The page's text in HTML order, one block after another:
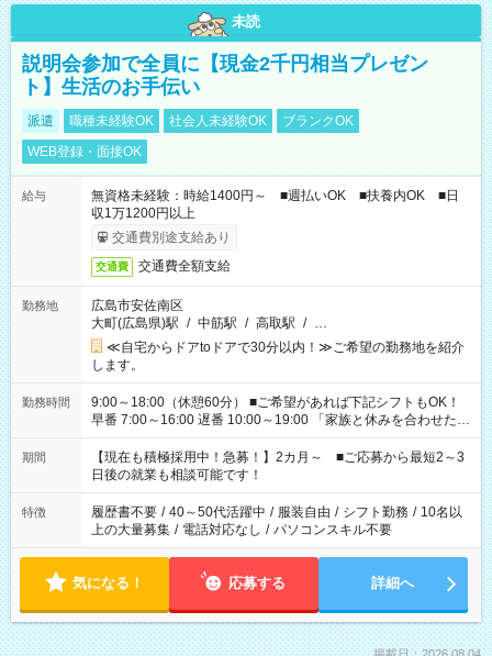
未読
説明会参加で全員に【現金2千円相当プレゼン
ト】生活のお手伝い
派遣 職種未経験OK 社会人未経験OK
ブランクOK
WEB登録・面接OK
給与
無資格未経験：時給1400円～ ■週払いOK ■扶養内OK ■日
収1万1200円以上
交通費別途支給あり
交通費 交通費全額支給
勤務地
広島市安佐南区
大町(広島県)駅 / 中筋駅 / 高取駅 / …
≪自宅からドアtoドアで30分以内！≫ご希望の勤務地を紹介
します。
勤務時間
9:00～18:00（休憩60分） ■ご希望があれば下記シフトもOK！
早番 7:00～16:00 遅番 10:00～19:00 「家族と休みを合わせた
い」 「余裕を持って夕飯の準備がしたい」 「できれば残業はし
たくない」 など、ご希望を教えてくださいね。 ※Wワーク希望
の方へ 今ご覧のお仕事で希望する勤務時間と、もう1つのお仕事
の勤務時間。 合計で週40時間を超える場合は応募できません。
期間
【現在も積極採用中！急募！】2カ月～ ■ご応募から最短2～3
日後の就業も相談可能です！
特徴 履歴書不要 / 40～50代活躍中 / 服装自由 / シフト勤務 / 10名以
上の大量募集 / 電話対応なし / パソコンスキル不要
気になる！ 応募する 詳細へ